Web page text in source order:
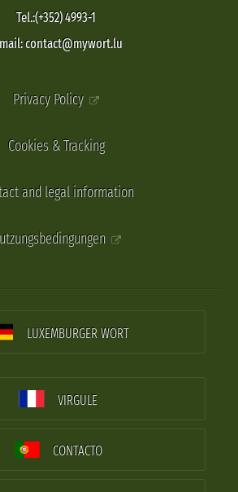
Tel.:(+352) 4993-1
contact@mywort.lu
Privacy Policy
Cookies & Tracking
and legal information
LUXEMBURGER WORT
VIRGULE
CONTACTO